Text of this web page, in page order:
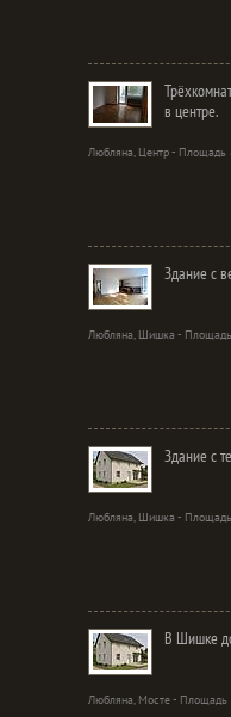
в центре.
Любляна, Центр - Площадь
Здание с
Любляна, Шишка - Площадь
Здание с
Любляна, Шишка - Площадь
В Шишке
Любляна, Мосте - Площадь